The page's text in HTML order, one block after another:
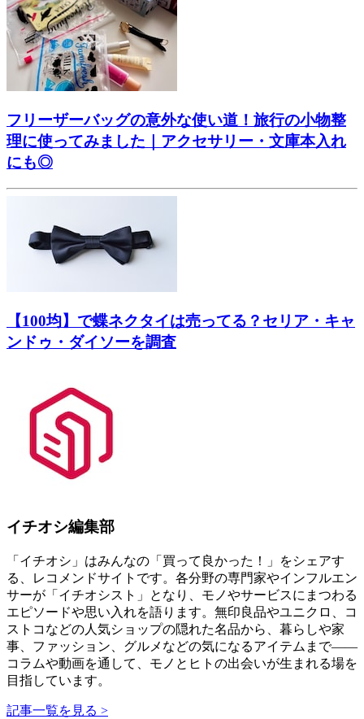
フリーザーバッグの意外な使い道！旅行の小物整
理に使ってみました｜アクセサリー・文庫本入れ
にも◎
【100均】で蝶ネクタイは売ってる？セリア・キャ
ンドゥ・ダイソーを調査
イチオシ編集部
「イチオシ」はみんなの「買って良かった！」をシェアす
る、レコメンドサイトです。各分野の専門家やインフルエン
サーが「イチオシスト」となり、モノやサービスにまつわる
エピソードや思い入れを語ります。無印良品やユニクロ、コ
ストコなどの人気ショップの隠れた名品から、暮らしや家
事、ファッション、グルメなどの気になるアイテムまで――
コラムや動画を通して、モノとヒトの出会いが生まれる場を
目指しています。
記事一覧を見る >